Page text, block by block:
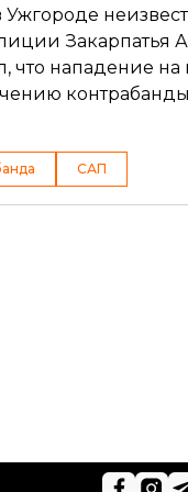
Закарпатья
что нападение
САП